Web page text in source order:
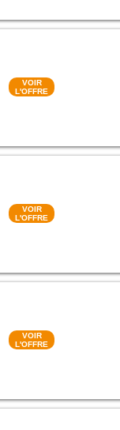
VOIR
L'OFFRE
VOIR
L'OFFRE
VOIR
L'OFFRE